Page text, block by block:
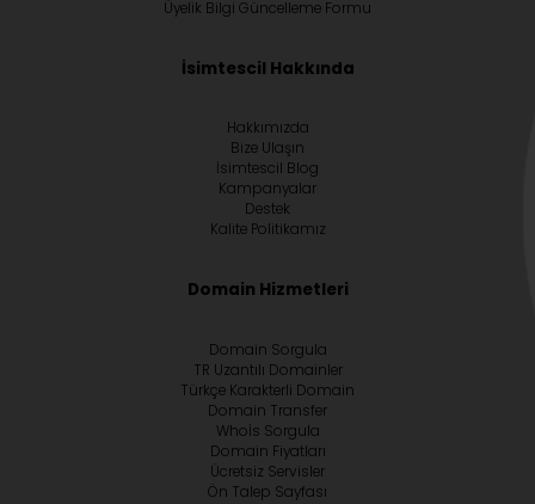
Üyelik Bilgi Güncelleme Formu
İsimtescil Hakkında
Hakkımızda
Bize Ulaşın
İsimtescil Blog
Kampanyalar
Destek
Kalite Politikamız
Domain Hizmetleri
Domain Sorgula
TR Uzantılı Domainler
Türkçe Karakterli Domain
Domain Transfer
Whoİs Sorgula
Domain Fiyatları
Ücretsiz Servisler
Ön Talep Sayfası